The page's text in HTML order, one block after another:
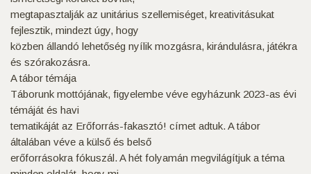
megtapasztalják az unitárius szellemiséget, kreativitásukat
fejlesztik, mindezt úgy, hogy
közben állandó lehetőség nyílik mozgásra, kirándulásra, játékra
és szórakozásra.
A tábor témája
Táborunk mottójának, figyelembe véve egyházunk 2023-as évi
témáját és havi
tematikáját az Erőforrás-fakasztó! címet adtuk. A tábor
általában véve a külső és belső
erőforrásokra fókuszál. A hét folyamán megvilágítjuk a téma